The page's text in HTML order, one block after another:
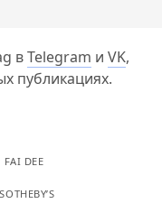
вTelegram и VK,
публикациях.
FAI DEE
SOTHEBY’S